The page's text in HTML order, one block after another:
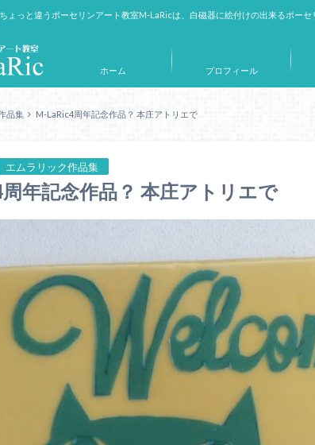
ょっと違うポーセリンアート教室M-LaRicは、白磁器に絵付けの出来るポーセ
ホーム プロフィール
品集 M-LaRic4周年記念作品？ 本庄アトリエで
エムラリック作品集
年記念作品？ 本庄アトリエで